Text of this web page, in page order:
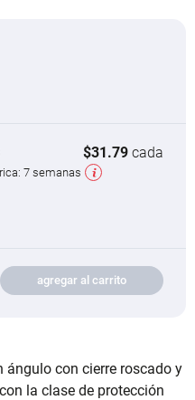
$31.79 cada
7 semanas
agregar al carrito
ángulo con cierre roscado y
la clase de protección